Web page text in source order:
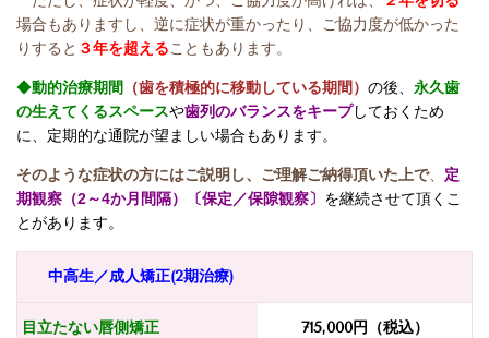
場合もありますし、逆に症状が重かったり、ご協力度が低かった
りすると ３年を超えることもあります。
◆動的治療期間 （歯を積極的に移動している期間） の後、 永久歯
の生えてくるスペースや歯列のバランスをキープしておくため
に、定期的な通院が望ましい場合もあります。
そのような症状の方にはご説明し、ご理解ご納得頂いた上で、 定
期観察（2～4か月間隔）〔保定／保隙観察〕 を継続させて頂くこ
とがあります。
中高生／成人矯正(2期治療)
目立たない唇側矯正 715,000円（税込）